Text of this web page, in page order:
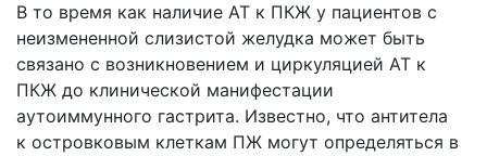
В то время как наличие АТ к ПКЖ у пациентов с
неизмененной слизистой желудка может быть
связано с возникновением и циркуляцией АТ к
ПКЖ до клинической манифестации
аутоиммунного гастрита. Известно, что антитела
к островковым клеткам ПЖ могут определяться в